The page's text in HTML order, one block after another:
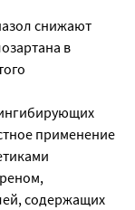
снижают
в
применение
содержащих